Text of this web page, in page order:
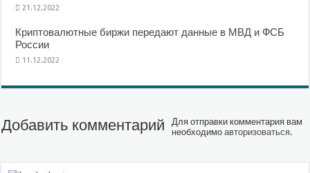
21.12.2022
Криптовалютные биржи передают данные в МВД и ФСБ
России
11.12.2022
Добавить комментарий
Для отправки комментария вам
необходимоавторизоваться.